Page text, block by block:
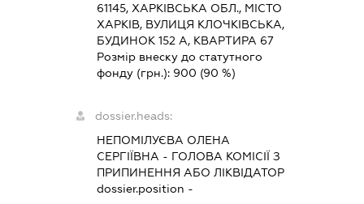
61145, ХАРКІВСЬКА ОБЛ., МІСТО
ХАРКІВ, ВУЛИЦЯ КЛОЧКІВСЬКА,
БУДИНОК 152 А, КВАРТИРА 67
Розмір внеску до статутного
фонду (грн.): 900 (90 %)
dossier.heads:
НЕПОМІЛУЄВА ОЛЕНА
СЕРГІЇВНА - ГОЛОВА КОМІСІЇ З
ПРИПИНЕННЯ АБО ЛІКВІДАТОР
dossier.position -